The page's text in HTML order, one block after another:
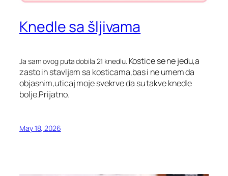
Knedle sa šljivama
Ja sam ovog puta dobila 21 knedlu. Kostice se ne jedu,a
zasto ih stavljam sa kosticama,bas i ne umem da
objasnim,uticaj moje svekrve da su takve knedle
bolje.Prijatno.
May 18, 2026